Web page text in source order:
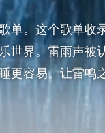
单。这个歌单收
世界。雷雨声被
更容易。让雷鸣
感受大自然的独